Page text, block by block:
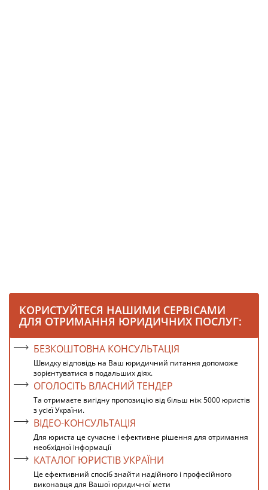
КОРИСТУЙТЕСЯ НАШИМИ СЕРВІСАМИ
ДЛЯ ОТРИМАННЯ ЮРИДИЧНИХ ПОСЛУГ:
БЕЗКОШТОВНА КОНСУЛЬТАЦІЯ
Швидку відповідь на Ваш юридичний питання допоможе
зорієнтуватися в подальших діях.
ОГОЛОСІТЬ ВЛАСНИЙ ТЕНДЕР
Та отримаєте вигідну пропозицію від більш ніж 5000 юристів
з усієї України.
ВІДЕО-КОНСУЛЬТАЦІЯ
Для юриста це сучасне і ефективне рішення для отримання
необхідної інформації
КАТАЛОГ ЮРИСТІВ УКРАЇНИ
Це ефективний спосіб знайти надійного і професійного
виконавця для Вашої юридичної мети